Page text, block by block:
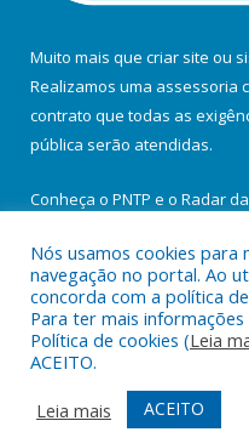
Muito mais que criar site ou
Realizamos uma assessoria
contrato que todas as
pública serão atendidas.
Conheça o PNTP e o Radar
Todos os direitos
Mapa do Site
Acessar
Nós usamos cookies para
navegação no portal. Ao
concorda com a política
Para ter mais
Política de cookies (Leia
ACEITO.
Leia mais
ACEITO